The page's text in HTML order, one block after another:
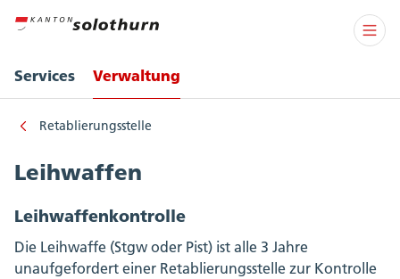
Services Verwaltung
Retablierungsstelle
Leihwaffen
Leihwaffenkontrolle
Die Leihwaffe (Stgw oder Pist) ist alle 3 Jahre
unaufgefordert einer Retablierungsstelle zur Kontrolle